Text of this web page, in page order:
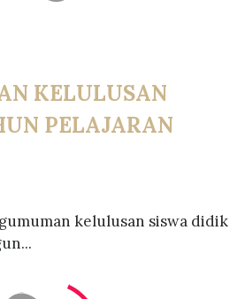
KELULUSAN
PELAJARAN
kelulusan siswa didik